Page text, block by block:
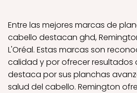
Entre las mejores marcas de
cabello destacan ghd,
L'Oréal. Estas marcas son
calidad y por ofrecer resultados
destaca por sus planchas
salud del cabello. Remington